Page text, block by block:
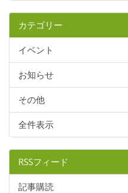
カテゴリー
イベント
お知らせ
その他
全件表示
RSSフィード
記事購読